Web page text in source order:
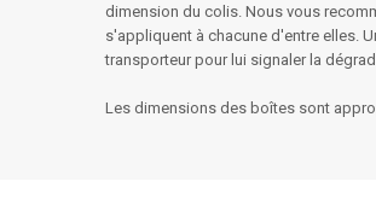
dimension du colis. Nous vous
s'appliquent à chacune d'entre elles.
transporteur pour lui signaler la
Les dimensions des boîtes sont